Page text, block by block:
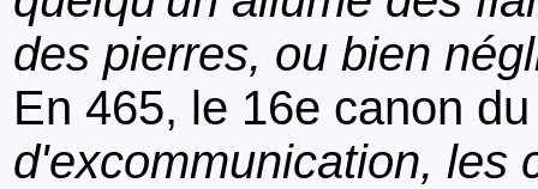
des pierres, ou bien
En 465, le 16e canon
d'excommunication, les